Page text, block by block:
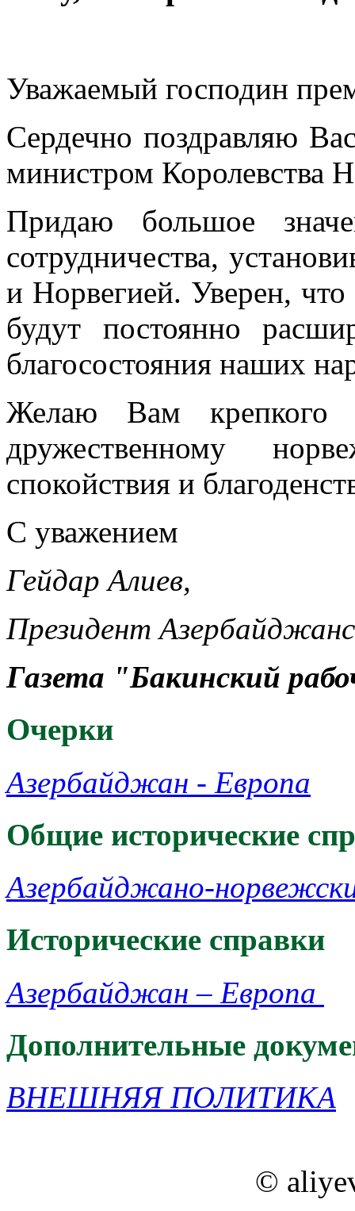
Уважаемый господин
Сердечно поздравляю
министром Королевства
Придаю большое
сотрудничества,
и Норвегией. Уверен,
будут постоянно
благосостояния наших
Желаю Вам крепкого
дружественному
спокойствия и
С уважением
Гейдар Алиев,
Президент
Газета "Бакинский
Oчерки
Азербайджан - Европа
Общие исторические
Азербайджано-
Исторические справки
Азербайджан – Европа ‎
Дополнительные
ВНЕШНЯЯ ПОЛИТИКА
©